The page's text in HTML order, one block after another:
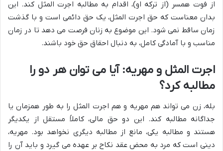
از فوت همسر (از ترکه او)، اقدام به مطالبه اجرت المثل کند. این
بدان معناست که حق اجرت المثل، یک حق دائمی است و با گذشت
زمان ساقط نمی شود. این موضوع به زنان فرصت می دهد تا در زمان
مناسب و با آمادگی کامل، به دنبال احقاق حق خود باشند.
اجرت المثل و مهریه: آیا می توان هر دو را
مطالبه کرد؟
بله، زن می تواند هم مهریه و هم اجرت المثل را به طور همزمان یا
جداگانه مطالبه کند. این دو حق مالی، کاملاً مستقل از یکدیگر
هستند و مطالبه یکی، مانع از مطالبه دیگری نخواهد بود. مهریه،
دینی است که مرد به محض عقد نکاح بر عهده می گیرد و باید آن را